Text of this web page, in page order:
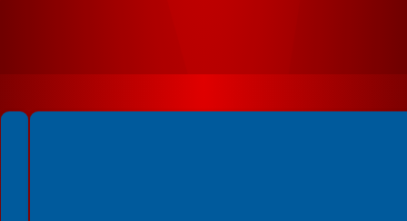
Spełniamy standardy WCAG 2.2
Spełniamy standardy W3C